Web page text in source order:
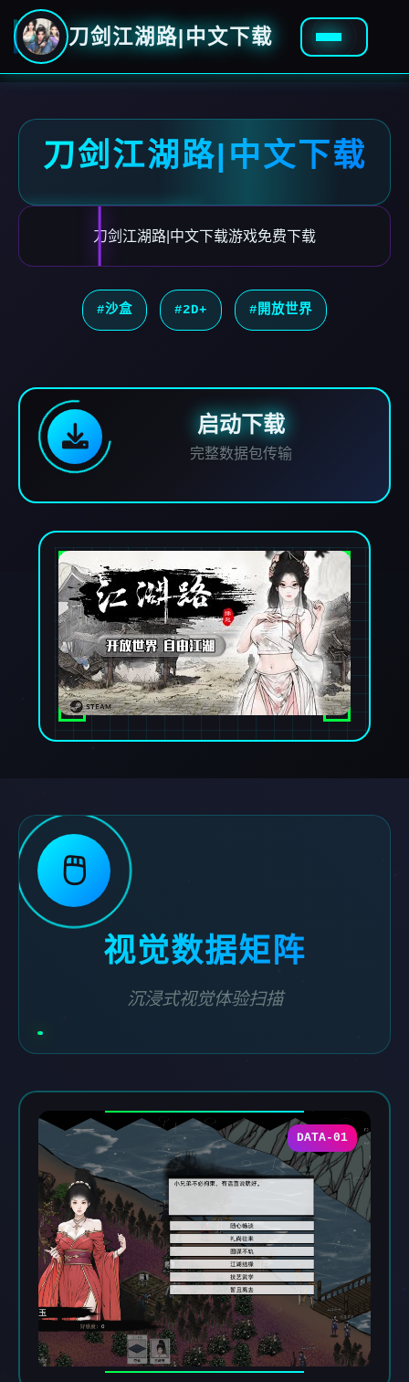
刀剑江湖路|中文下载
刀剑江湖路|中文下载
刀剑江湖路|中文下载游戏免费下载
#沙盒 #2D+ #開放世界
启动下载
完整数据包传输
🖱️
视觉数据矩阵
沉浸式视觉体验扫描
DATA-01